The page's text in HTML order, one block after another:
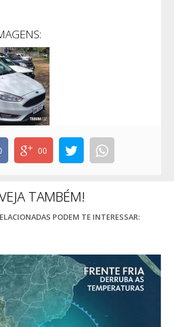
00
TAMBÉM!
PODEM TE INTERESSAR: